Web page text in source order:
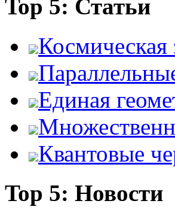
Top 5: Статьи
Космическая
Единая
Квантовые
Top 5: Новости